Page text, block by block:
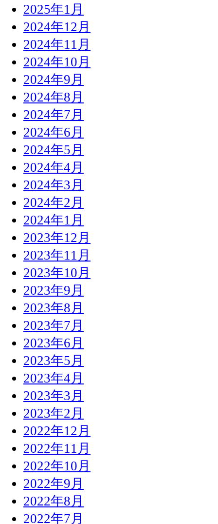
2025年1月
2024年12月
2024年11月
2024年10月
2024年9月
2024年8月
2024年7月
2024年6月
2024年5月
2024年4月
2024年3月
2024年2月
2024年1月
2023年12月
2023年11月
2023年10月
2023年9月
2023年8月
2023年7月
2023年6月
2023年5月
2023年4月
2023年3月
2023年2月
2022年12月
2022年11月
2022年10月
2022年9月
2022年8月
2022年7月